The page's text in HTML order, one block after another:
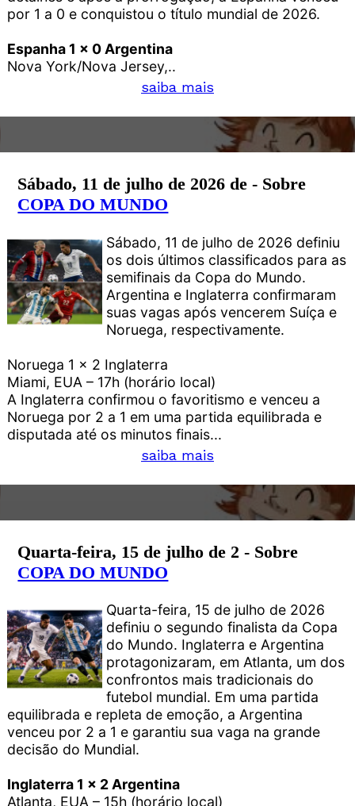
por 1 a 0 e conquistou o título mundial de 2026.
Espanha 1 x 0 Argentina
Nova York/Nova Jersey,..
saiba mais
Sábado, 11 de julho de 2026 de - Sobre
COPA DO MUNDO
Sábado, 11 de julho de 2026 definiu
os dois últimos classificados para as
semifinais da Copa do Mundo.
Argentina e Inglaterra confirmaram
suas vagas após vencerem Suíça e
Noruega, respectivamente.
Noruega 1 x 2 Inglaterra
Miami, EUA – 17h (horário local)
A Inglaterra confirmou o favoritismo e venceu a
Noruega por 2 a 1 em uma partida equilibrada e
disputada até os minutos finais...
saiba mais
Quarta-feira, 15 de julho de 2 - Sobre
COPA DO MUNDO
Quarta-feira, 15 de julho de 2026
definiu o segundo finalista da Copa
do Mundo. Inglaterra e Argentina
protagonizaram, em Atlanta, um dos
confrontos mais tradicionais do
futebol mundial. Em uma partida
equilibrada e repleta de emoção, a Argentina
venceu por 2 a 1 e garantiu sua vaga na grande
decisão do Mundial.
Inglaterra 1 x 2 Argentina
Atlanta, EUA – 15h (horário local)